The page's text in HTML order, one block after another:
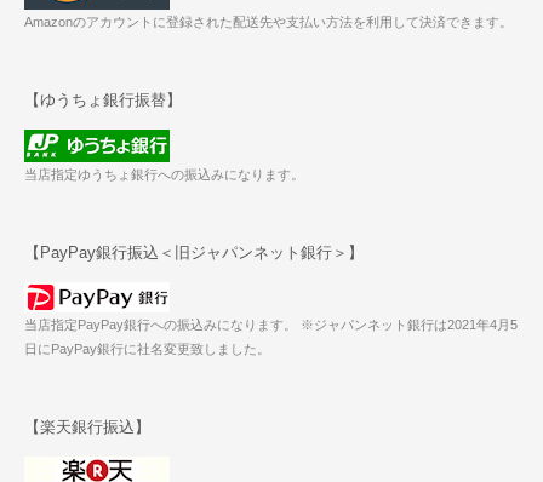
Amazonのアカウントに登録された配送先や支払い方法を利用して決済できます。
【ゆうちょ銀行振替】
当店指定ゆうちょ銀行への振込みになります。
【PayPay銀行振込＜旧ジャパンネット銀行＞】
当店指定PayPay銀行への振込みになります。 ※ジャパンネット銀行は2021年4月5
日にPayPay銀行に社名変更致しました。
【楽天銀行振込】